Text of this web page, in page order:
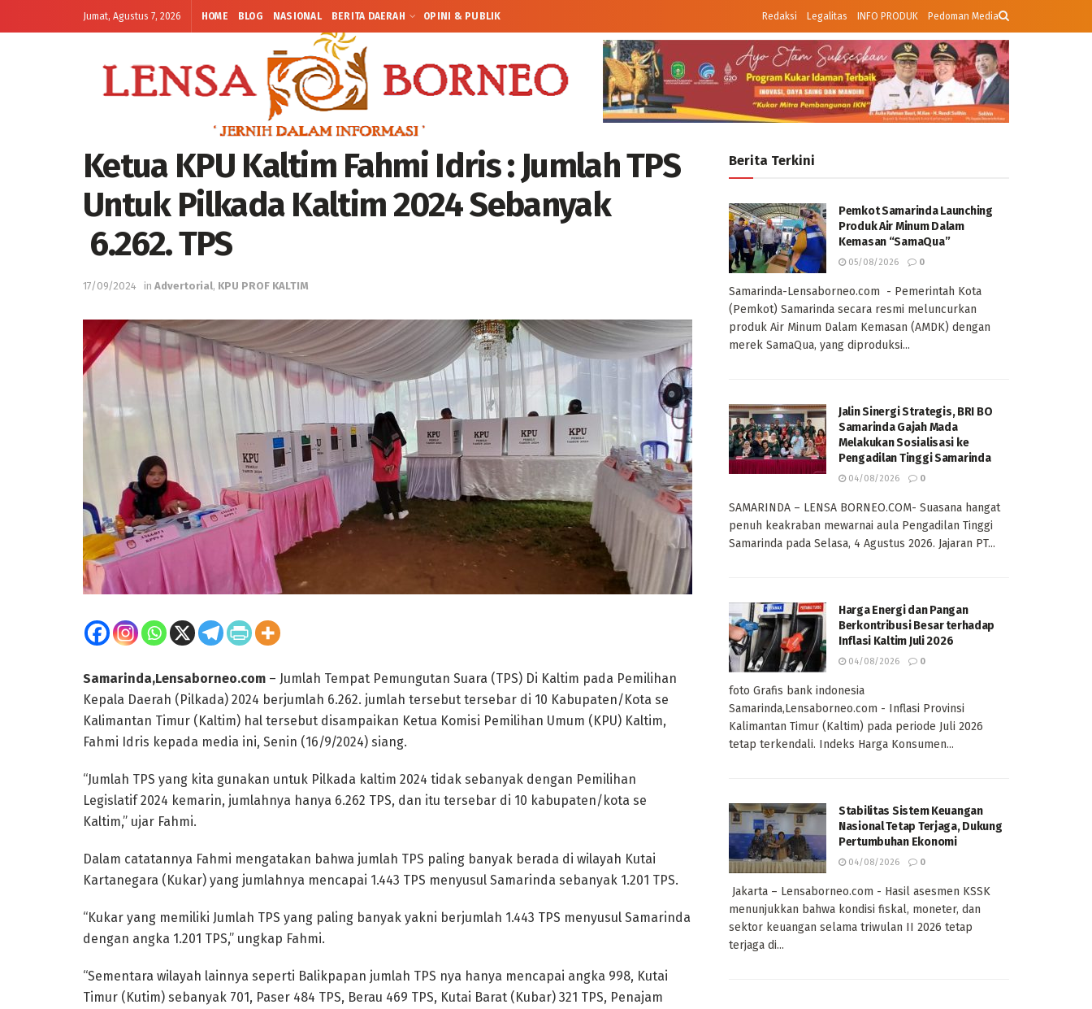
Jumat, Agustus 7, 2026 HOME BLOG NASIONAL BERITA DAERAH OPINI & PUBLIK Redaksi Legalitas INFO PRODUK Pedoman Media
Ketua KPU Kaltim Fahmi Idris : Jumlah TPS
Untuk Pilkada Kaltim 2024 Sebanyak
6.262. TPS
17/09/2024 in Advertorial, KPU PROF KALTIM
Samarinda,Lensaborneo.com – Jumlah Tempat Pemungutan Suara (TPS) Di Kaltim pada Pemilihan
Kepala Daerah (Pilkada) 2024 berjumlah 6.262. jumlah tersebut tersebar di 10 Kabupaten/Kota se
Kalimantan Timur (Kaltim) hal tersebut disampaikan Ketua Komisi Pemilihan Umum (KPU) Kaltim,
Fahmi Idris kepada media ini, Senin (16/9/2024) siang.
“Jumlah TPS yang kita gunakan untuk Pilkada kaltim 2024 tidak sebanyak dengan Pemilihan
Legislatif 2024 kemarin, jumlahnya hanya 6.262 TPS, dan itu tersebar di 10 kabupaten/kota se
Kaltim,” ujar Fahmi.
Dalam catatannya Fahmi mengatakan bahwa jumlah TPS paling banyak berada di wilayah Kutai
Kartanegara (Kukar) yang jumlahnya mencapai 1.443 TPS menyusul Samarinda sebanyak 1.201 TPS.
“Kukar yang memiliki Jumlah TPS yang paling banyak yakni berjumlah 1.443 TPS menyusul Samarinda
dengan angka 1.201 TPS,” ungkap Fahmi.
“Sementara wilayah lainnya seperti Balikpapan jumlah TPS nya hanya mencapai angka 998, Kutai
Timur (Kutim) sebanyak 701, Paser 484 TPS, Berau 469 TPS, Kutai Barat (Kubar) 321 TPS, Penajam
Berita Terkini
Pemkot Samarinda Launching
Produk Air Minum Dalam
Kemasan “SamaQua”
05/08/2026 0
Samarinda-Lensaborneo.com - Pemerintah Kota
(Pemkot) Samarinda secara resmi meluncurkan
produk Air Minum Dalam Kemasan (AMDK) dengan
merek SamaQua, yang diproduksi...
Jalin Sinergi Strategis, BRI BO
Samarinda Gajah Mada
Melakukan Sosialisasi ke
Pengadilan Tinggi Samarinda
04/08/2026 0
SAMARINDA – LENSA BORNEO.COM- Suasana hangat
penuh keakraban mewarnai aula Pengadilan Tinggi
Samarinda pada Selasa, 4 Agustus 2026. Jajaran PT...
Harga Energi dan Pangan
Berkontribusi Besar terhadap
Inflasi Kaltim Juli 2026
04/08/2026 0
foto Grafis bank indonesia
Samarinda,Lensaborneo.com - Inflasi Provinsi
Kalimantan Timur (Kaltim) pada periode Juli 2026
tetap terkendali. Indeks Harga Konsumen...
Stabilitas Sistem Keuangan
Nasional Tetap Terjaga, Dukung
Pertumbuhan Ekonomi
04/08/2026 0
Jakarta – Lensaborneo.com - Hasil asesmen KSSK
menunjukkan bahwa kondisi fiskal, moneter, dan
sektor keuangan selama triwulan II 2026 tetap
terjaga di...